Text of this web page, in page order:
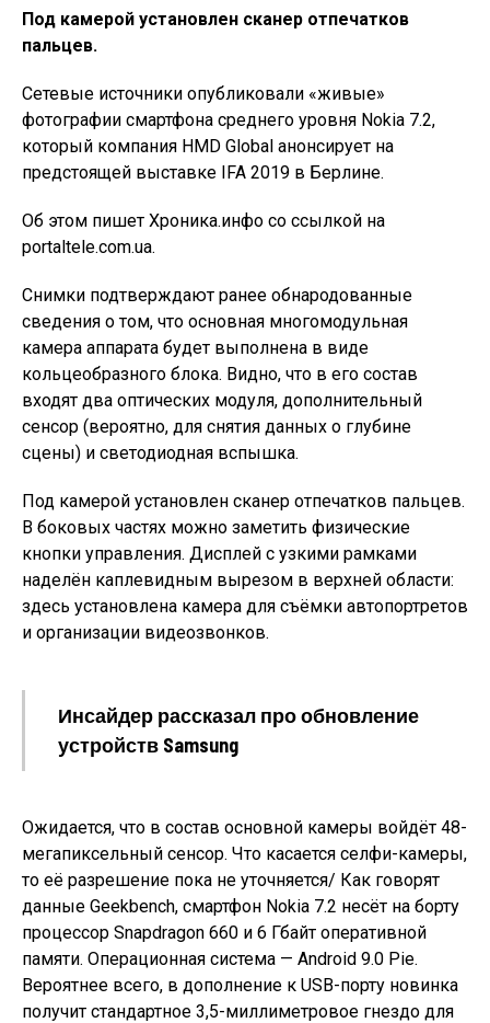
Под камерой установлен сканер отпечатков
пальцев.
Сетевые источники опубликовали «живые»
фотографии смартфона среднего уровня Nokia 7.2,
который компания HMD Global анонсирует на
предстоящей выставке IFA 2019 в Берлине.
Об этом пишет Хроника.инфо со ссылкой на
portaltele.com.ua.
Снимки подтверждают ранее обнародованные
сведения о том, что основная многомодульная
камера аппарата будет выполнена в виде
кольцеобразного блока. Видно, что в его состав
входят два оптических модуля, дополнительный
сенсор (вероятно, для снятия данных о глубине
сцены) и светодиодная вспышка.
Под камерой установлен сканер отпечатков пальцев.
В боковых частях можно заметить физические
кнопки управления. Дисплей с узкими рамками
наделён каплевидным вырезом в верхней области:
здесь установлена камера для съёмки автопортретов
и организации видеозвонков.
Инсайдер рассказал про обновление
устройств Samsung
Ожидается, что в состав основной камеры войдёт 48-
мегапиксельный сенсор. Что касается селфи-камеры,
то её разрешение пока не уточняется/ Как говорят
данные Geekbench, смартфон Nokia 7.2 несёт на борту
процессор Snapdragon 660 и 6 Гбайт оперативной
памяти. Операционная система — Android 9.0 Pie.
Вероятнее всего, в дополнение к USB-порту новинка
получит стандартное 3,5-миллиметровое гнездо для